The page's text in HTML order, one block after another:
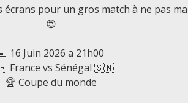
écrans pour un gros match à ne pas
😍
16 Juin 2026 a 21h00
France vs Sénégal 🇸🇳
🏆 Coupe du monde